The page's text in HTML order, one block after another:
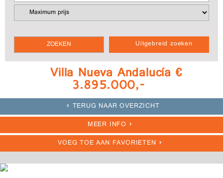
Uitgebreid zoeken
Villa Nueva Andalucía €
3.895.000,-
TERUG NAAR OVERZICHT
MEER INFO
VOEG TOE AAN FAVORIETEN